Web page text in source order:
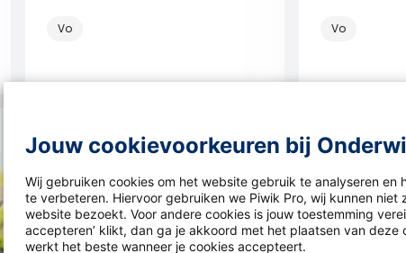
Vo
voor
spanning
leerlingen
op hun
actief leren
leerlingen
tekst […]
Vo
Jouw cookievoorkeuren bij
Wij gebruiken cookies om het website gebruik te analyseren en
te verbeteren. Hiervoor gebruiken we Piwik Pro, wij kunnen niet
website bezoekt. Voor andere cookies is jouw toestemming
accepteren’ klikt, dan ga je akkoord met het plaatsen van deze
werkt het beste wanneer je cookies accepteert.